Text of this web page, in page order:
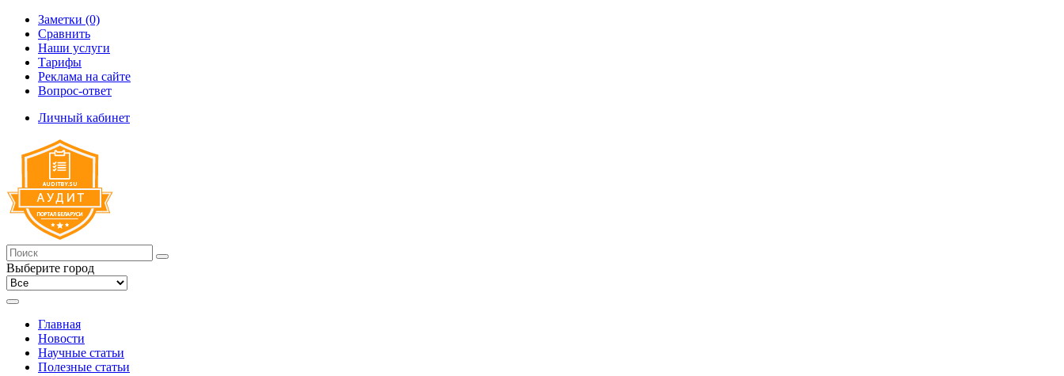
Заметки (0)
Сравнить
Наши услуги
Тарифы
Реклама на сайте
Вопрос-ответ
Личный кабинет
Выберите город
Главная
Новости
Научные статьи
Полезные статьи